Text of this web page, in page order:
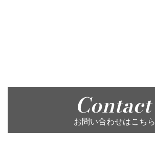
Contact
お問い合わせはこちら